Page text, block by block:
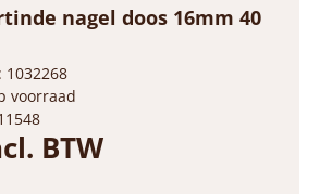
nagel doos 16mm 40
voorraad
BTW